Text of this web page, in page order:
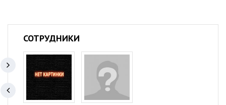
СОТРУДНИКИ